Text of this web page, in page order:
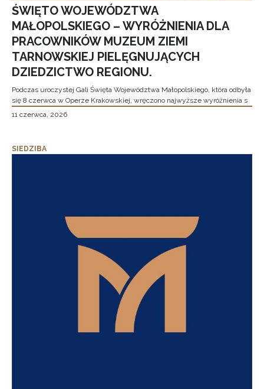
ŚWIĘTO WOJEWÓDZTWA
MAŁOPOLSKIEGO – WYRÓŻNIENIA DLA
PRACOWNIKÓW MUZEUM ZIEMI
TARNOWSKIEJ PIELĘGNUJĄCYCH
DZIEDZICTWO REGIONU.
Podczas uroczystej Gali Święta Województwa Małopolskiego, która odbyła
się 8 czerwca w Operze Krakowskiej, wręczono najwyższe wyróżnienia s
11 czerwca, 2026
SIEDZIBA